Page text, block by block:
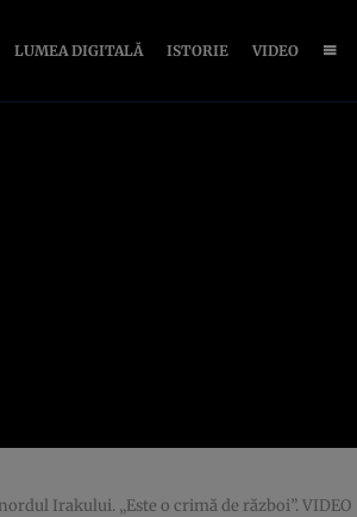
LUMEA DIGITALĂ ISTORIE VIDEO
Irakului. „Este o crimă de război”. VIDEO